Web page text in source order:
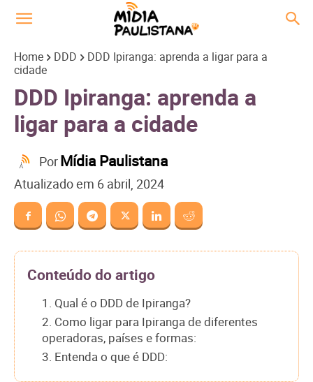
Home DDD
DDD Ipiranga: aprenda a ligar para a
cidade
DDD Ipiranga: aprenda a
ligar para a cidade
PorMídia Paulistana
Atualizado em 6 abril, 2024
Conteúdo do artigo
1. Qual é o DDD de Ipiranga?
2. Como ligar para Ipiranga de diferentes
operadoras, países e formas:
3. Entenda o que é DDD: